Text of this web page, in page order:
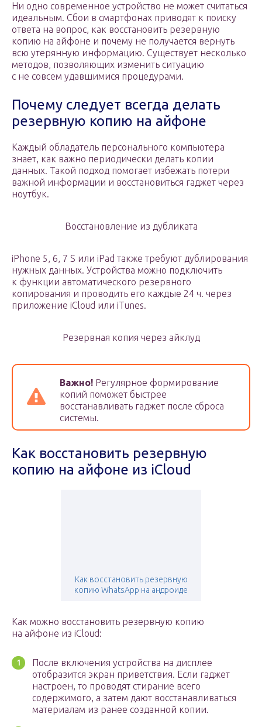
Ни одно современное устройство не может считаться
идеальным. Сбои в смартфонах приводят к поиску
ответа на вопрос, как восстановить резервную
копию на айфоне и почему не получается вернуть
всю утерянную информацию. Существует несколько
методов, позволяющих изменить ситуацию
с не совсем удавшимися процедурами.
Почему следует всегда делать
резервную копию на айфоне
Каждый обладатель персонального компьютера
знает, как важно периодически делать копии
данных. Такой подход помогает избежать потери
важной информации и восстановиться гаджет через
ноутбук.
Восстановление из дубликата
iPhone 5, 6, 7 S или iPad также требуют дублирования
нужных данных. Устройства можно подключить
к функции автоматического резервного
копирования и проводить его каждые 24 ч. через
приложение iCloud или iTunes.
Резервная копия через айклуд
Важно! Регулярное формирование
копий поможет быстрее
восстанавливать гаджет после сброса
системы.
Как восстановить резервную
копию на айфоне из iCloud
Как восстановить резервную
копию WhatsApp на андроиде
Как можно восстановить резервную копию
на айфоне из iCloud:
После включения устройства на дисплее
отобразится экран приветствия. Если гаджет
настроен, то проводят стирание всего
содержимого, а затем дают восстанавливаться
материалам из ранее созданной копии.